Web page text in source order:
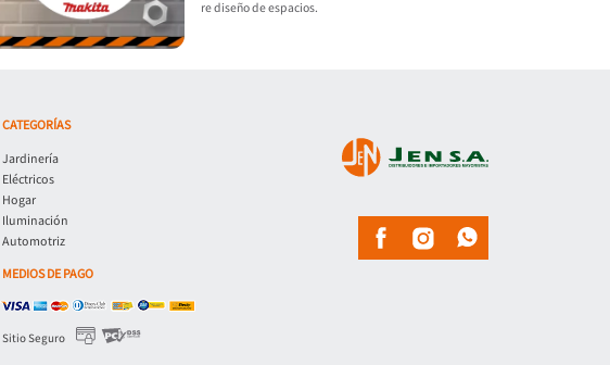
re diseño de espacios.
CATEGORÍAS
Jardinería
Eléctricos
Hogar
Iluminación
Automotriz
MEDIOS DE PAGO
Sitio Seguro